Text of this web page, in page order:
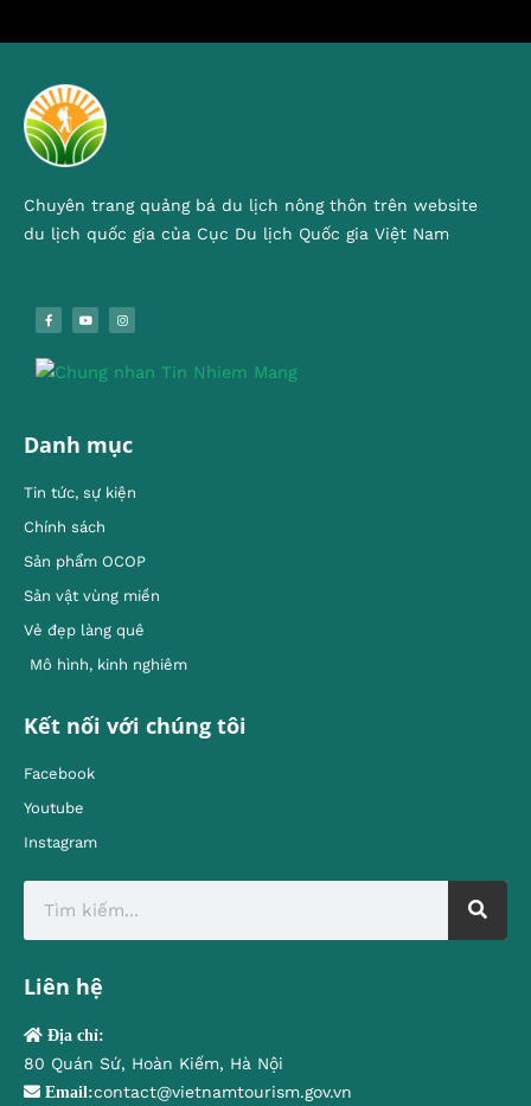
Chuyên trang quảng bá du lịch nông thôn trên website
du lịch quốc gia của Cục Du lịch Quốc gia Việt Nam
Danh mục
Tin tức, sự kiện
Chính sách
Sản phẩm OCOP
Sản vật vùng miền
Vẻ đẹp làng quê
Mô hình, kinh nghiêm
Kết nối với chúng tôi
Facebook
Youtube
Instagram
Liên hệ
Địa chỉ:
80 Quán Sứ, Hoàn Kiếm, Hà Nội
Email:contact@vietnamtourism.gov.vn